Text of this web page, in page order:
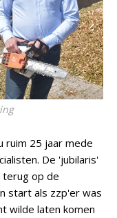
ruim 25 jaar mede
De 'jubilaris'
op de
start als zzp'er was
wilde laten komen